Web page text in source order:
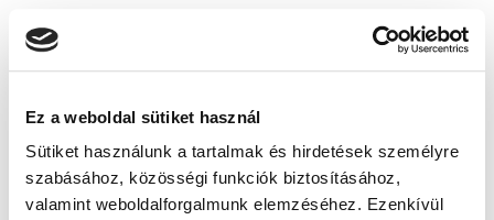
Ez a weboldal sütiket használ
Sütiket használunk a tartalmak és hirdetések személyre
szabásához, közösségi funkciók biztosításához,
valamint weboldalforgalmunk elemzéséhez. Ezenkívül